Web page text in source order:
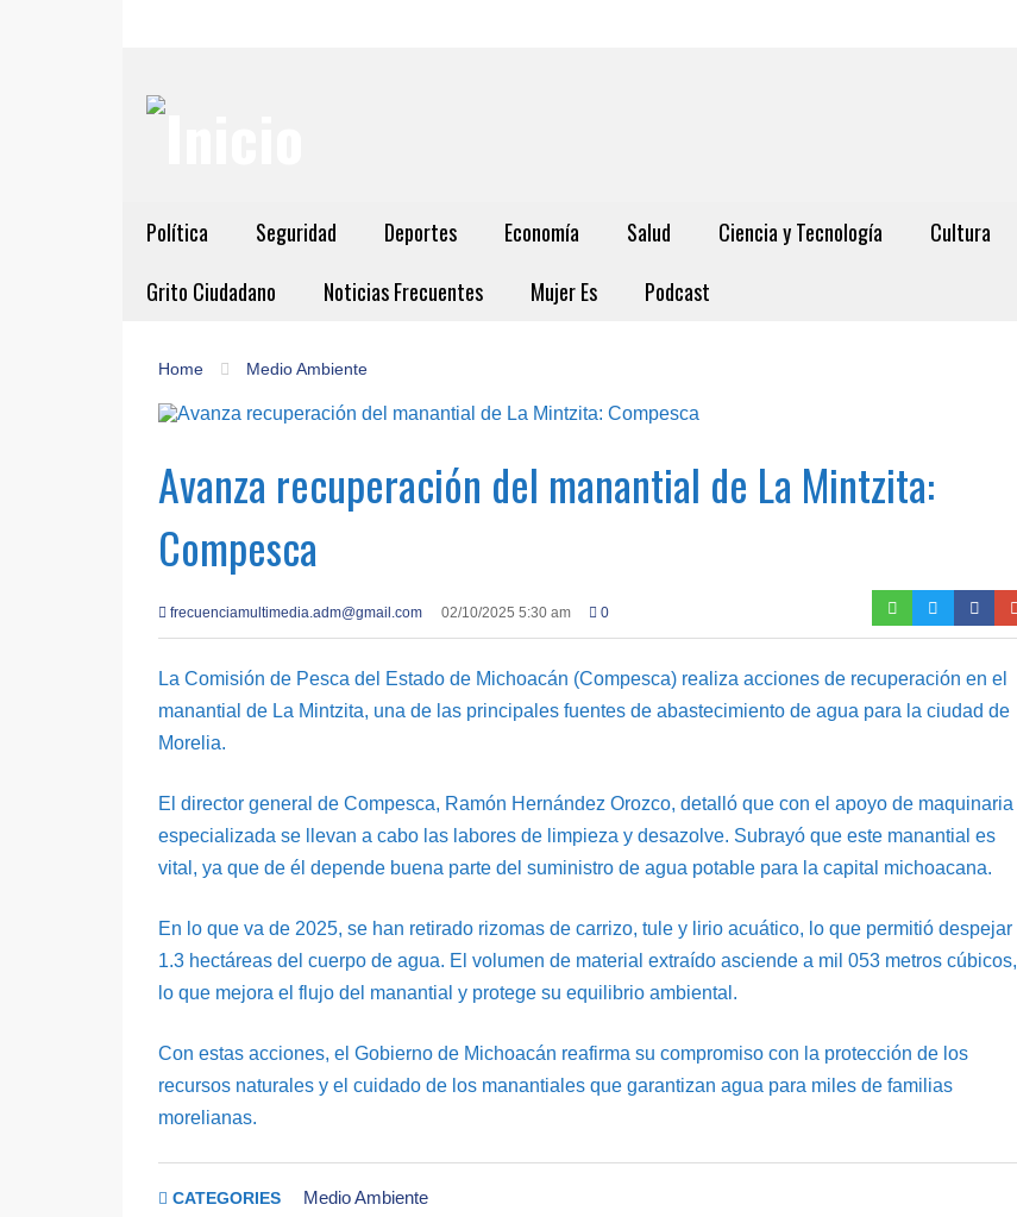
Política Seguridad Deportes Economía Salud Ciencia y Tecnología Cultura
Grito Ciudadano
Noticias Frecuentes Mujer Es Podcast
Home Medio Ambiente
Avanza recuperación del manantial de La Mintzita:
Compesca
frecuenciamultimedia.adm@gmail.com 02/10/2025 5:30 am 0
La Comisión de Pesca del Estado de Michoacán (Compesca) realiza acciones de recuperación en el
manantial de La Mintzita, una de las principales fuentes de abastecimiento de agua para la ciudad de
Morelia.
El director general de Compesca, Ramón Hernández Orozco, detalló que con el apoyo de maquinaria
especializada se llevan a cabo las labores de limpieza y desazolve. Subrayó que este manantial es
vital, ya que de él depende buena parte del suministro de agua potable para la capital michoacana.
En lo que va de 2025, se han retirado rizomas de carrizo, tule y lirio acuático, lo que permitió despejar
1.3 hectáreas del cuerpo de agua. El volumen de material extraído asciende a mil 053 metros cúbicos,
lo que mejora el flujo del manantial y protege su equilibrio ambiental.
Con estas acciones, el Gobierno de Michoacán reafirma su compromiso con la protección de los
recursos naturales y el cuidado de los manantiales que garantizan agua para miles de familias
morelianas.
CATEGORIES Medio Ambiente